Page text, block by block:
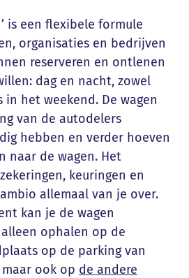
is een flexibele formule
organisaties en bedrijven
reserveren en ontlenen
dag en nacht, zowel
het weekend. De wagen
van de autodelers
hebben en verder hoeven
naar de wagen. Het
keuringen en
allemaal van je over.
kan je de wagen
ophalen op de
op de parking van
ook op de andere